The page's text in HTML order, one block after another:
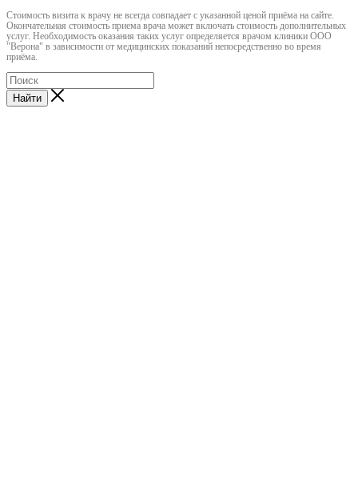
Cтоимость визита к врачу не всегда совпадает с указанной ценой приёма на сайте.
Окончательная стоимость приема врача может включать стоимость дополнительных
услуг. Необходимость оказания таких услуг определяется врачом клиники ООО
"Верона" в зависимости от медицинских показаний непосредственно во время
приёма.
Найти